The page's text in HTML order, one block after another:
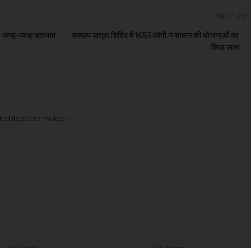
जगह-जगह सतनाम
संकल्प यात्रा शिविर में 1655 लोगों ने शासन की योजनाओं का
लिया लाभ
fields are marked *